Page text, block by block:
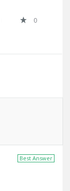
0
Best Answer